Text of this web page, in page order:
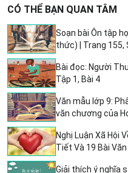
CÓ THỂ BẠN QUAN TÂM
Soạn bài Ôn tập
thức) | Trang 155,
Bài đọc: Người
Tập 1, Bài 4
Văn mẫu lớp 9:
văn chương của
Nghị Luận Xã Hội
Tiết Và 19 Bài
Giải thích ý nghĩa